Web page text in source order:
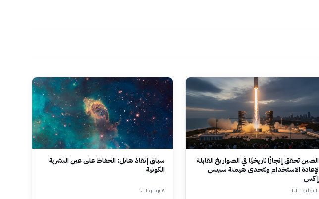
الصين تحقق إنجازًا تاريخيًا في الصواريخ القابلة
لإعادة الاستخدام وتتحدى هيمنة سبيس
إكس
١١ يوليو ٢٠٢٦
سباق إنقاذ هابل: الحفاظ على عين البشرية
الكونية
٨ يوليو ٢٠٢٦